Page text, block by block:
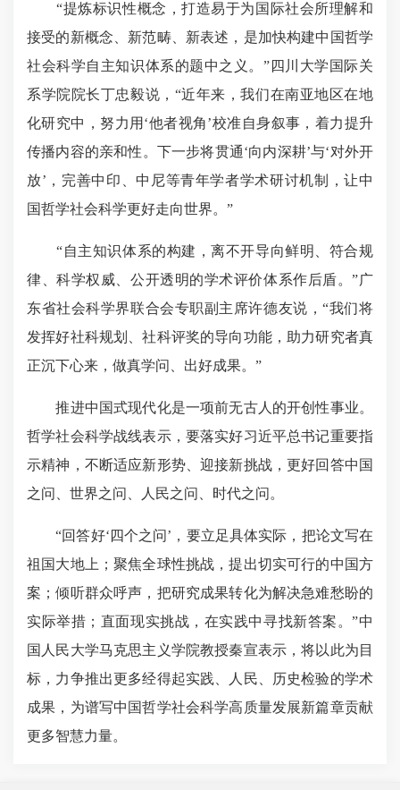
“提炼标识性概念，打造易于为国际社会所理解和
接受的新概念、新范畴、新表述，是加快构建中国哲学
社会科学自主知识体系的题中之义。”四川大学国际关
系学院院长丁忠毅说，“近年来，我们在南亚地区在地
化研究中，努力用‘他者视角’校准自身叙事，着力提升
传播内容的亲和性。下一步将贯通‘向内深耕’与‘对外开
放’，完善中印、中尼等青年学者学术研讨机制，让中
国哲学社会科学更好走向世界。”
“自主知识体系的构建，离不开导向鲜明、符合规
律、科学权威、公开透明的学术评价体系作后盾。”广
东省社会科学界联合会专职副主席许德友说，“我们将
发挥好社科规划、社科评奖的导向功能，助力研究者真
正沉下心来，做真学问、出好成果。”
推进中国式现代化是一项前无古人的开创性事业。
哲学社会科学战线表示，要落实好习近平总书记重要指
示精神 ，不断适应新形势、迎接新挑战，更好回答中国
之问、世界之问、人民之问、时代之问。
“回答好‘四个之问’，要立足具体实际，把论文写在
祖国大地上；聚焦全球性挑战，提出切实可行的中国方
案；倾听群众呼声，把研究成果转化为解决急难愁盼的
实际举措；直面现实挑战，在实践中寻找新答案。”中
国人民大学马克思主义学院教授秦宣表示，将以此为目
标，力争推出更多经得起实践、人民、历史检验的学术
成果，为谱写中国哲学社会科学高质量发展新篇章贡献
更多智慧力量。